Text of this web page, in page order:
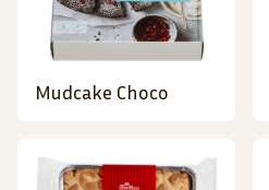
Mudcake Choco